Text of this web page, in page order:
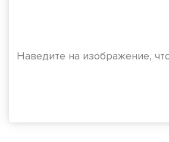
Наведите на изображение,